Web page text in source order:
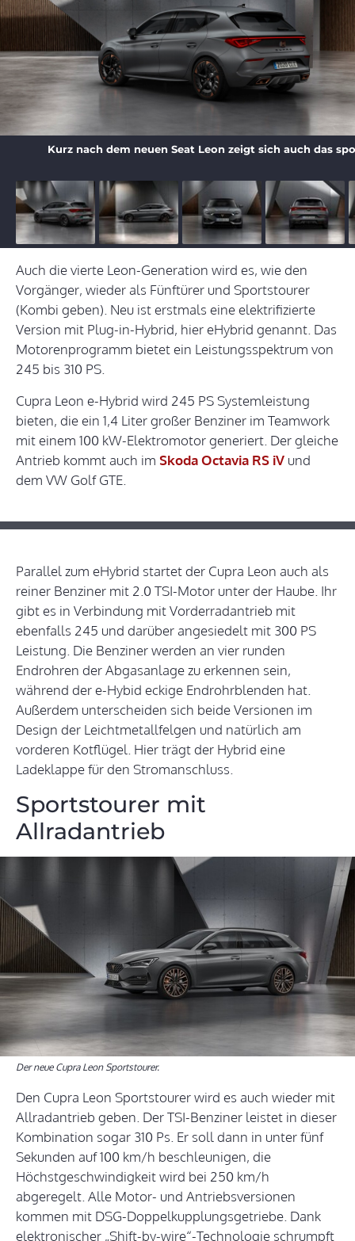
Kurz nach dem neuen Seat Leon zeigt sich auch das
Auch die vierte Leon-Generation wird es, wie den
Vorgänger, wieder als Fünftürer und Sportstourer
(Kombi geben). Neu ist erstmals eine elektrifizierte
Version mit Plug-in-Hybrid, hier eHybrid genannt. Das
Motorenprogramm bietet ein Leistungsspektrum von
245 bis 310 PS.
Cupra Leon e-Hybrid wird 245 PS Systemleistung
bieten, die ein 1,4 Liter großer Benziner im Teamwork
mit einem 100 kW-Elektromotor generiert. Der gleiche
Antrieb kommt auch im Skoda Octavia RS iV und
dem VW Golf GTE.
Parallel zum eHybrid startet der Cupra Leon auch als
reiner Benziner mit 2.0 TSI-Motor unter der Haube. Ihr
gibt es in Verbindung mit Vorderradantrieb mit
ebenfalls 245 und darüber angesiedelt mit 300 PS
Leistung. Die Benziner werden an vier runden
Endrohren der Abgasanlage zu erkennen sein,
während der e-Hybid eckige Endrohrblenden hat.
Außerdem unterscheiden sich beide Versionen im
Design der Leichtmetallfelgen und natürlich am
vorderen Kotflügel. Hier trägt der Hybrid eine
Ladeklappe für den Stromanschluss.
Sportstourer mit
Allradantrieb
Der neue Cupra Leon Sportstourer.
Den Cupra Leon Sportstourer wird es auch wieder mit
Allradantrieb geben. Der TSI-Benziner leistet in dieser
Kombination sogar 310 Ps. Er soll dann in unter fünf
Sekunden auf 100 km/h beschleunigen, die
Höchstgeschwindigkeit wird bei 250 km/h
abgeregelt. Alle Motor- und Antriebsversionen
kommen mit DSG-Doppelkupplungsgetriebe. Dank
elektronischer „Shift-by-wire“-Technologie schrumpft